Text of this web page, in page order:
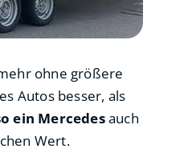
ohne größere
Autos besser, als
ein Mercedesauch
Wert.